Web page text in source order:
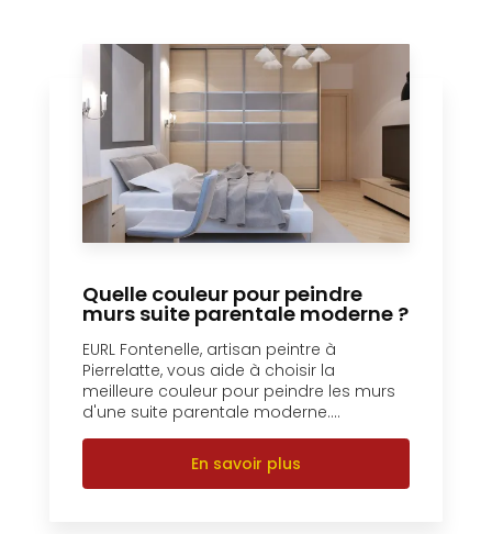
Quelle couleur pour peindre
murs suite parentale moderne ?
EURL Fontenelle, artisan peintre à
Pierrelatte, vous aide à choisir la
meilleure couleur pour peindre les murs
d'une suite parentale moderne....
En savoir plus